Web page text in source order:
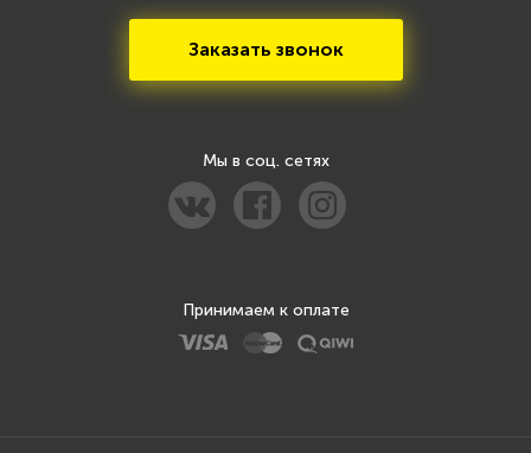
Заказать звонок
Мы в соц. сетях
Принимаем к оплате